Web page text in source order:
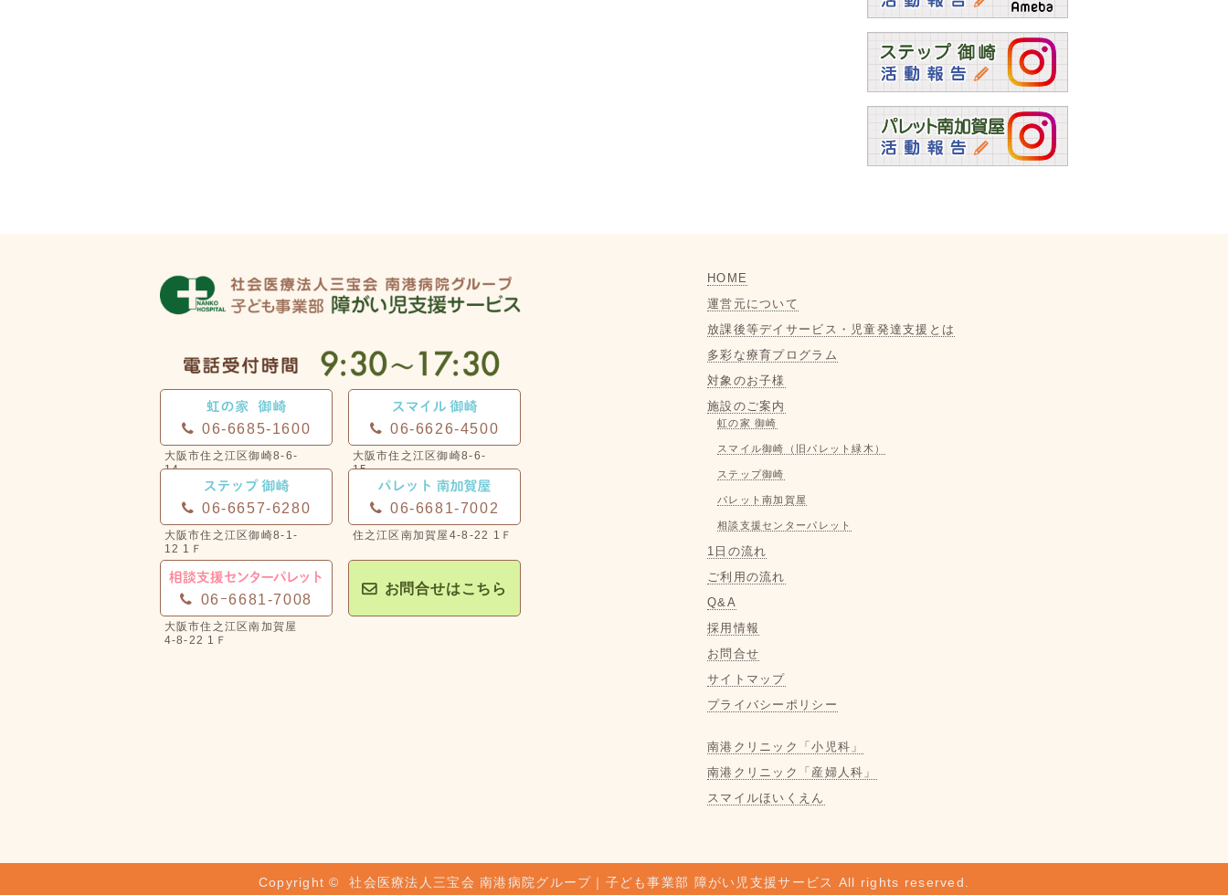
06-6685-1600 06-6626-4500
06-6657-6280 06-6681-7002
06ｰ6681-7008
お問合せはこちら
HOME
運営元について
放課後等デイサービス・児童発達支援とは
多彩な療育プログラム
対象のお子様
施設のご案内
虹の家 御崎
スマイル御崎（旧パレット緑木）
ステップ御崎
パレット南加賀屋
相談支援センターパレット
1日の流れ
ご利用の流れ
Q&A
採用情報
お問合せ
サイトマップ
プライバシーポリシー
南港クリニック「小児科」
南港クリニック「産婦人科」
スマイルほいくえん
Copyright ©社会医療法人三宝会 南港病院グループ｜子ども事業部 障がい児支援サービス All rights reserved.